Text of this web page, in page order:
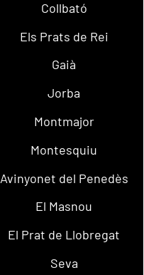
Collbató
Els Prats de Rei
Gaià
Jorba
Montmajor
Montesquiu
Avinyonet del Penedès
El Masnou
El Prat de Llobregat
Seva